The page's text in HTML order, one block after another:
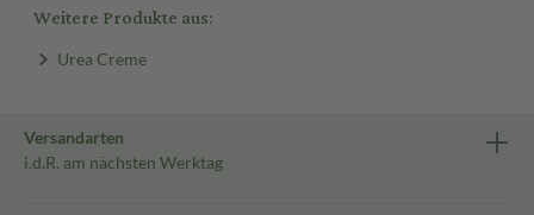
Weitere Produkte aus:
Urea Creme
Versandarten
i.d.R. am nächsten Werktag